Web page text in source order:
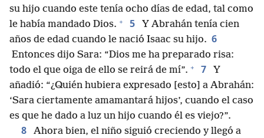
su hijo cuando este tenía ocho días de edad, tal como
le había mandado Dios. + 5
Y Abrahán tenía cien
años de edad cuando le nació Isaac su hijo. 6
Entonces dijo Sara: “Dios me ha preparado risa:
todo el que oiga de ello se reirá de mí”. + 7
Y
añadió: “¿Quién hubiera expresado [esto] a Abrahán:
‘Sara ciertamente amamantará hijos’, cuando el caso
es que he dado a luz un hijo cuando él es viejo?”.
8
Ahora bien, el niño siguió creciendo y llegó a